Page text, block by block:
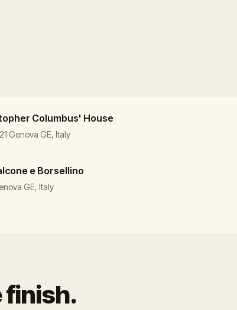
Columbus' House
Genova GE, Italy
e Borsellino
GE, Italy
finish.